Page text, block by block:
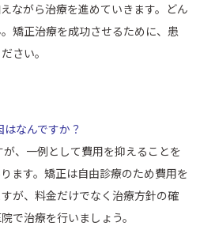
ながら治療を進めていきます。どん
矯正治療を成功させるために、患
さい。
なんですか？
、一例として費用を抑えることを
ます。矯正は自由診療のため費用を
が、料金だけでなく治療方針の確
で治療を行いましょう。